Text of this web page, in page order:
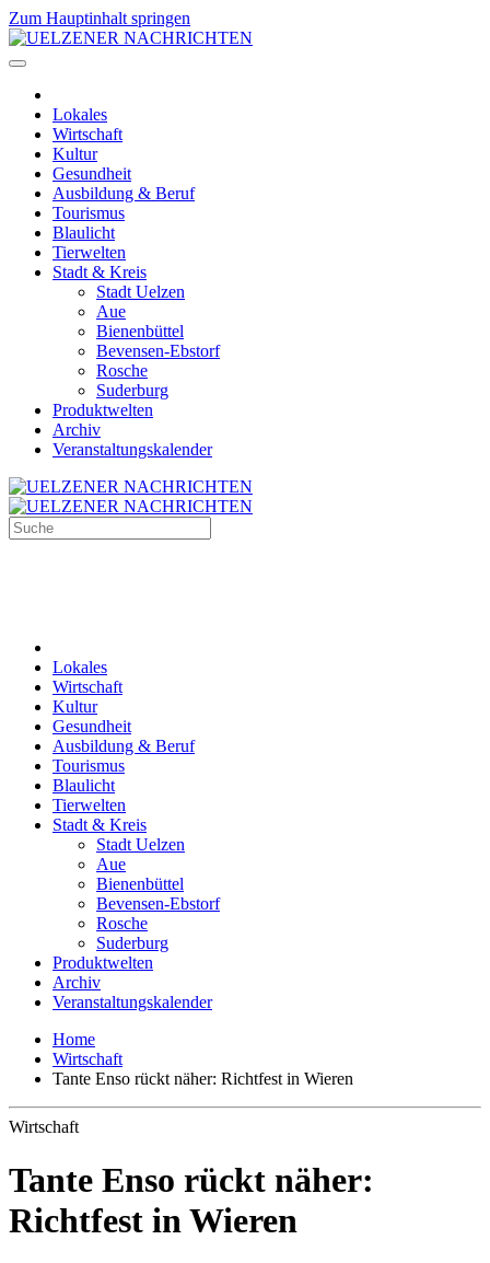
Zum Hauptinhalt springen
Lokales
Wirtschaft
Kultur
Gesundheit
Ausbildung & Beruf
Tourismus
Blaulicht
Tierwelten
Stadt & Kreis
Stadt Uelzen
Aue
Bienenbüttel
Bevensen-Ebstorf
Rosche
Suderburg
Produktwelten
Archiv
Veranstaltungskalender
Lokales
Wirtschaft
Kultur
Gesundheit
Ausbildung & Beruf
Tourismus
Blaulicht
Tierwelten
Stadt & Kreis
Stadt Uelzen
Aue
Bienenbüttel
Bevensen-Ebstorf
Rosche
Suderburg
Produktwelten
Archiv
Veranstaltungskalender
Home
Wirtschaft
Tante Enso rückt näher: Richtfest in Wieren
Wirtschaft
Tante Enso rückt näher:
Richtfest in Wieren